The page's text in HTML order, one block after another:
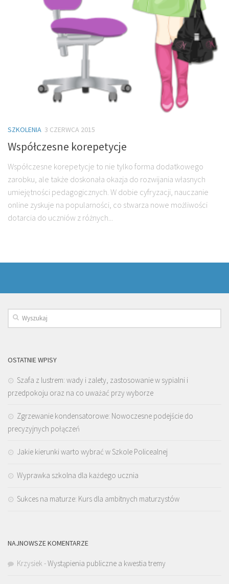
SZKOLENIA 3 CZERWCA 2015
Współczesne korepetycje
Współczesne korepetycje to nie tylko forma dodatkowego
zarobku, ale także doskonała okazja do rozwijania własnych
umiejętności pedagogicznych. W dobie cyfryzacji, nauczanie
online zyskuje na popularności, co stwarza nowe możliwości
dotarcia do uczniów z różnych...
OSTATNIE WPISY
Szafa z lustrem: wady i zalety, zastosowanie w sypialni i
przedpokoju oraz na co uważać przy wyborze
Zgrzewanie kondensatorowe: Nowoczesne podejście do
precyzyjnych połączeń
Jakie kierunki warto wybrać w Szkole Policealnej
Wyprawka szkolna dla każdego ucznia
Sukces na maturze: Kurs dla ambitnych maturzystów
NAJNOWSZE KOMENTARZE
Krzysiek -Wystąpienia publiczne a kwestia tremy